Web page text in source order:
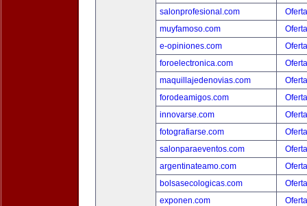
salonprofesional.com
muyfamoso.com
e-opiniones.com
foroelectronica.com
maquillajedenovias.com
forodeamigos.com
innovarse.com
fotografiarse.com
salonparaeventos.com
argentinateamo.com
bolsasecologicas.com
exponen.com